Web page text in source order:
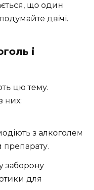
що один
двічі.
і
цю тему.
них:
з алкоголем
заборону
для